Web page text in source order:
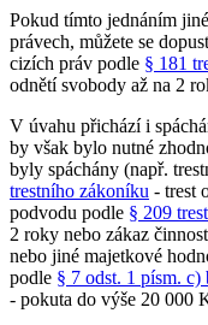
Pokud tímto jednáním
právech, můžete se
cizích práv podle § 181
odnětí svobody až na 2
V úvahu přichází i
by však bylo nutné
byly spáchány (např.
trestního zákoníku - trest
podvodu podle § 209
2 roky nebo zákaz
nebo jiné majetkové
podle § 7 odst. 1 písm. c)
- pokuta do výše 20 000